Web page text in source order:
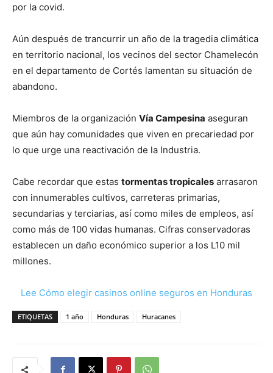
por la covid.
Aún después de trancurrir un año de la tragedia climática
en territorio nacional, los vecinos del sector Chamelecón
en el departamento de Cortés lamentan su situación de
abandono.
Miembros de la organización Vía Campesina aseguran
que aún hay comunidades que viven en precariedad por
lo que urge una reactivación de la Industria.
Cabe recordar que estas tormentas tropicales arrasaron
con innumerables cultivos, carreteras primarias,
secundarias y terciarias, así como miles de empleos, así
como más de 100 vidas humanas. Cifras conservadoras
establecen un daño económico superior a los L10 mil
millones.
Lee Cómo elegir casinos online seguros en Honduras
ETIQUETAS 1 año Honduras Huracanes